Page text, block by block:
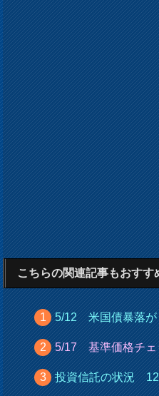
こちらの関連記事もおすす
5/12 米国債暴落が
5/17 基準価格チェ
投資信託の状況